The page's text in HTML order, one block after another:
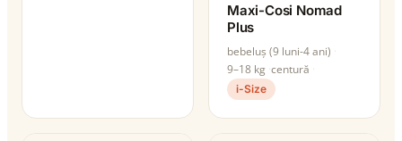
Maxi-Cosi Nomad
Plus
bebeluș (9 luni-4 ani)
9–18 kg centură
i-Size